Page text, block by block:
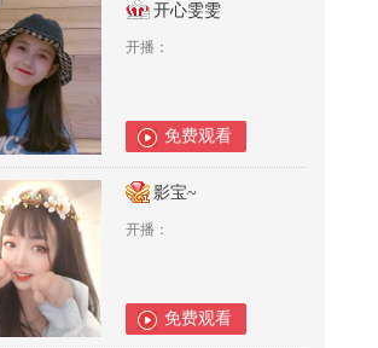
开心雯雯
开播：
免费观看
影宝~
开播：
免费观看